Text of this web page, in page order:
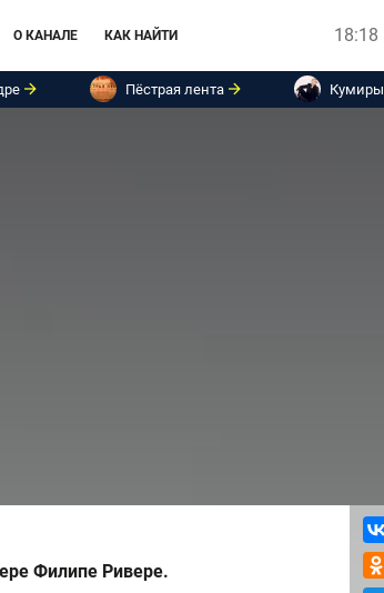
О КАНАЛЕ КАК НАЙТИ 18:18
Пёстрая лента Кумиры
Филипе Ривере.